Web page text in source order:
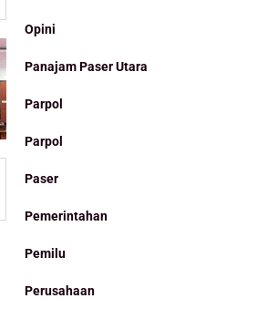
Opini
Panajam Paser Utara
Parpol
Parpol
Paser
Pemerintahan
Pemilu
Perusahaan